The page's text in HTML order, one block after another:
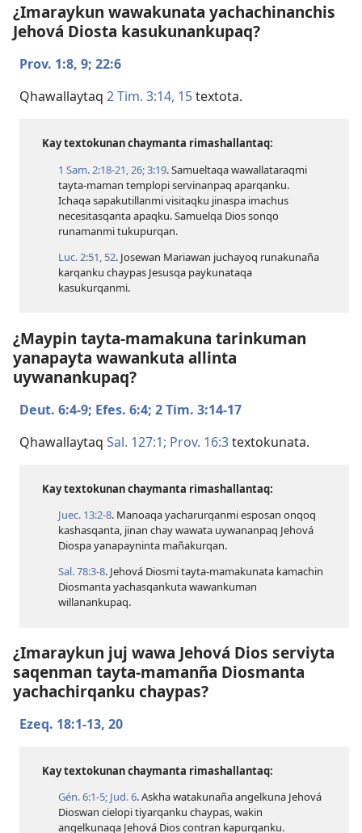
¿Imaraykun wawakunata yachachinanchis
Jehová Diosta kasukunankupaq?
Prov. 1:​8, 9; 22:6
Qhawallaytaq 2 Tim. 3:​14, 15textota.
Kay textokunan chaymanta rimashallantaq:
1 Sam. 2:​18-21,26;3:19. Samueltaqa wawallataraqmi
tayta-maman templopi servinanpaq aparqanku.
Ichaqa sapakutillanmi visitaqku jinaspa imachus
necesitasqanta apaqku. Samuelqa Dios sonqo
runamanmi tukupurqan.
Luc. 2:​51, 52. Josewan Mariawan juchayoq runakunaña
karqanku chaypas Jesusqa paykunataqa
kasukurqanmi.
¿Maypin tayta-mamakuna tarinkuman
yanapayta wawankuta allinta
uywanankupaq?
Deut. 6:​4-9; Efes. 6:4; 2 Tim. 3:​14-17
Qhawallaytaq Sal. 127:1; Prov. 16:3textokunata.
Kay textokunan chaymanta rimashallantaq:
Juec. 13:​2-8. Manoaqa yacharurqanmi esposan onqoq
kashasqanta, jinan chay wawata uywananpaq Jehová
Diospa yanapayninta mañakurqan.
Sal. 78:​3-8. Jehová Diosmi tayta-mamakunata kamachin
Diosmanta yachasqankuta wawankuman
willanankupaq.
¿Imaraykun juj wawa Jehová Dios serviyta
saqenman tayta-mamanña Diosmanta
yachachirqanku chaypas?
Ezeq. 18:​1-13, 20
Kay textokunan chaymanta rimashallantaq:
Gén. 6:​1-5;Jud. 6. Askha watakunaña angelkuna Jehová
Dioswan cielopi tiyarqanku chaypas, wakin
angelkunaqa Jehová Dios contran kapurqanku.